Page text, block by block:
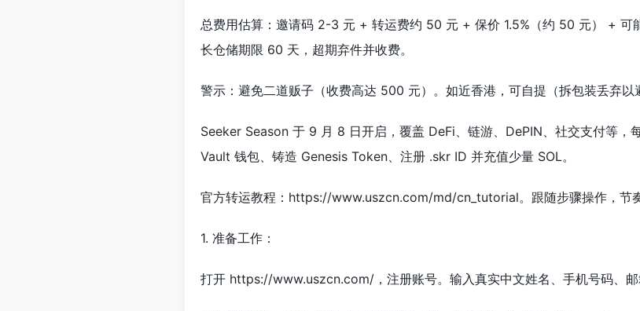
总费用估算：邀请码 2-3 元 + 转运费约 50 元 + 保价 1.5%（约 50 元） +
长仓储期限 60 天，超期弃件并收费。
警示：避免二道贩子（收费高达 500 元）。如近香港，可自提（拆包装丢弃以
Seeker Season 于 9 月 8 日开启，覆盖 DeFi、链游、DePIN、社交支付等
Vault 钱包、铸造 Genesis Token、注册 .skr ID 并充值少量 SOL。
官方转运教程：https://www.uszcn.com/md/cn_tutorial。跟随步骤操作，节
1. 准备工作：
打开 https://www.uszcn.com/，注册账号。输入真实中文姓名、手机号码、邮